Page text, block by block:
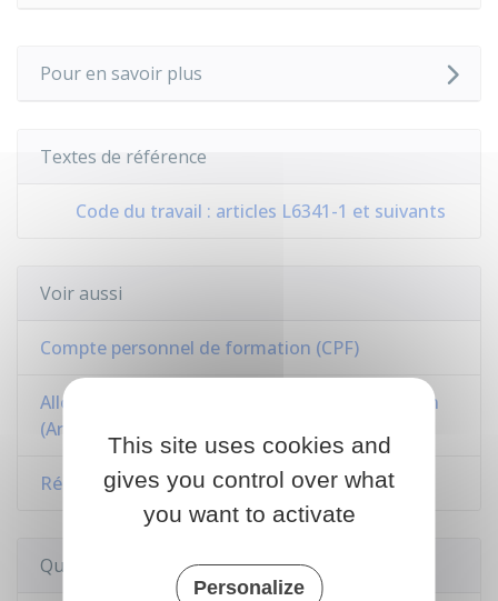
Pour en savoir plus
Textes de référence
Code du travail : articles L6341-1 et suivants
Voir aussi
Compte personnel de formation (CPF)
Allocation d'aide au retour à l'emploi formation
(Aref)
Rémunération de fin de formation (RFF)
Questions ? Réponses !
This site uses cookies and
gives you control over what
you want to activate
Personalize